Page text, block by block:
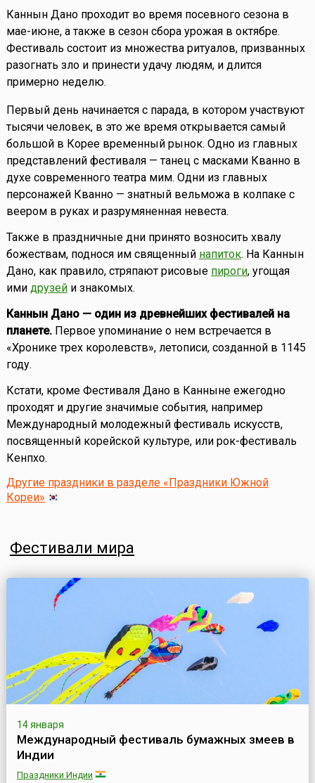
Каннын Дано проходит во время посевного сезона в
мае-июне, а также в сезон сбора урожая в октябре.
Фестиваль состоит из множества ритуалов, призванных
разогнать зло и принести удачу людям, и длится
примерно неделю.
Первый день начинается с парада, в котором участвуют
тысячи человек, в это же время открывается самый
большой в Корее временный рынок. Одно из главных
представлений фестиваля — танец с масками Кванно в
духе современного театра мим. Одни из главных
персонажей Кванно — знатный вельможа в колпаке с
веером в руках и разрумяненная невеста.
Также в праздничные дни принято возносить хвалу
божествам, поднося им священный напиток. На Каннын
Дано, как правило, стряпают рисовые пироги, угощая
ими друзейи знакомых.
Каннын Дано — один из древнейших фестивалей на
планете.Первое упоминание о нем встречается в
«Хронике трех королевств», летописи, созданной в 1145
году.
Кстати, кроме Фестиваля Дано в Канныне ежегодно
проходят и другие значимые события, например
Международный молодежный фестиваль искусств,
посвященный корейской культуре, или рок-фестиваль
Кенпхо.
Другие праздники в разделе «Праздники Южной
Кореи»
Фестивали мира
14 января
Международный фестиваль бумажных змеев в
Индии
Праздники Индии